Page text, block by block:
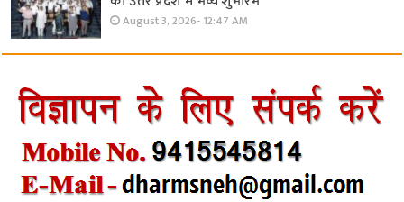
August 3, 2026- 12:47 AM